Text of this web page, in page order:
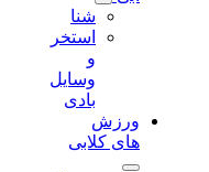
شنا
استخر
وسایل
ورزش
های کلابی